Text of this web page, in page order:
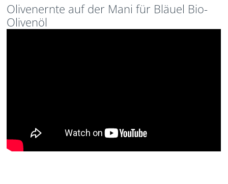
Olivenernte auf der Mani für Bläuel Bio-
Olivenöl